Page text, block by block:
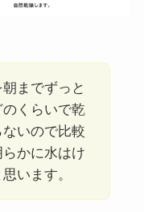
までずっと
くらいで乾
いので比較
かに水はけ
います。